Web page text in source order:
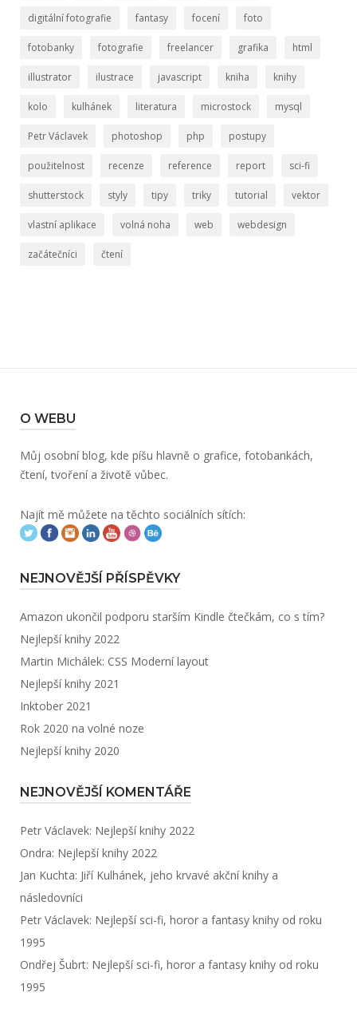
digitální fotografie fantasy focení foto
fotobanky fotografie freelancer grafika html
illustrator ilustrace javascript kniha knihy
kolo kulhánek literatura microstock mysql
Petr Václavek photoshop php postupy
použitelnost recenze reference report sci-fi
shutterstock styly tipy triky tutorial vektor
vlastní aplikace volná noha web webdesign
začátečníci čtení
O WEBU
Můj osobní blog, kde píšu hlavně o grafice, fotobankách,
čtení, tvoření a životě vůbec.
Najít mě můžete na těchto sociálních sítích:
NEJNOVĚJŠÍ PŘÍSPĚVKY
Amazon ukončil podporu starším Kindle čtečkám, co s tím?
Nejlepší knihy 2022
Martin Michálek: CSS Moderní layout
Nejlepší knihy 2021
Inktober 2021
Rok 2020 na volné noze
Nejlepší knihy 2020
NEJNOVĚJŠÍ KOMENTÁŘE
Petr Václavek: Nejlepší knihy 2022
Ondra: Nejlepší knihy 2022
Jan Kuchta: Jiří Kulhánek, jeho krvavé akční knihy a
následovníci
Petr Václavek: Nejlepší sci-fi, horor a fantasy knihy od roku
1995
Ondřej Šubrt: Nejlepší sci-fi, horor a fantasy knihy od roku
1995